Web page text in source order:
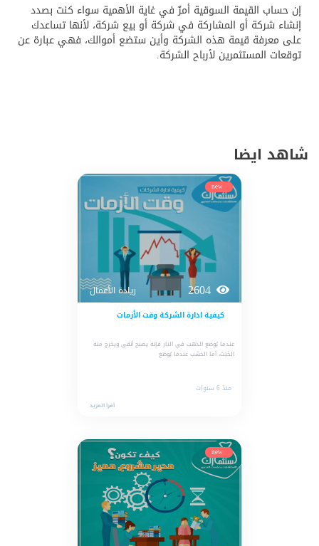
إن حساب القيمة السوقية أمرٌ في غاية الأهمية سواء كنت بصدد
إنشاء شركة أو المشاركة في شركة أو بيع شركة، لأنها تساعدك
على معرفة قيمة هذه الشركة وأين ستضع أموالك، فهي عبارة عن
توقعات المستثمرين لأرباح الشركة.
شاهد ايضا
new
ريادة الأعمال
كيفية ادارة الشركة وقت الأزمات
عندما يُوضع الذهب في النار فإنه يصبح أنقى ويخرج منه
الخَبَث، أما الخشب عندما يُوضع
منذ 6 سنوات
أقرأ المزيد
new